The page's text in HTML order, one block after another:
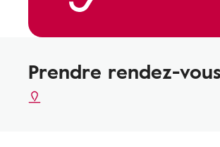
Prendre rendez-vous